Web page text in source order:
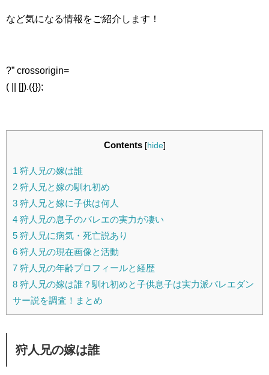
など気になる情報をご紹介します！
?” crossorigin=
( || []).({});
Contents [hide]
1 狩人兄の嫁は誰
2 狩人兄と嫁の馴れ初め
3 狩人兄と嫁に子供は何人
4 狩人兄の息子のバレエの実力が凄い
5 狩人兄に病気・死亡説あり
6 狩人兄の現在画像と活動
7 狩人兄の年齢プロフィールと経歴
8 狩人兄の嫁は誰？馴れ初めと子供息子は実力派バレエダン
サー説を調査！まとめ
狩人兄の嫁は誰